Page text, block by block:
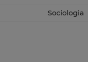
Sociologia